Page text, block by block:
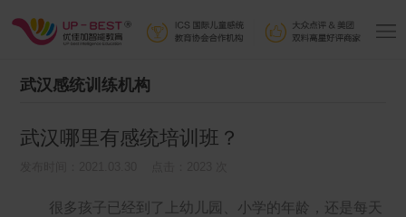
武汉感统训练机构
武汉哪里有感统培训班？
很多孩子已经到了上幼儿园、小学的年龄，还是每天